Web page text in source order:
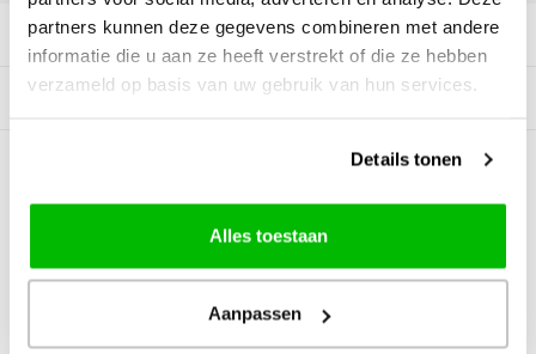
partners kunnen deze gegevens combineren met andere
informatie die u aan ze heeft verstrekt of die ze hebben
verzameld op basis van uw gebruik van hun services.
Details tonen
Alles toestaan
Aanpassen
Productomschrijving
Gerelateerde producten
BEOORDELINGEN